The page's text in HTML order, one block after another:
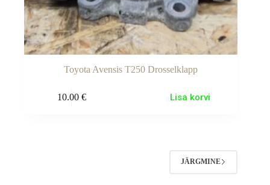
Toyota Avensis T250 Drosselklapp
10.00 € Lisa korvi
JÄRGMINE